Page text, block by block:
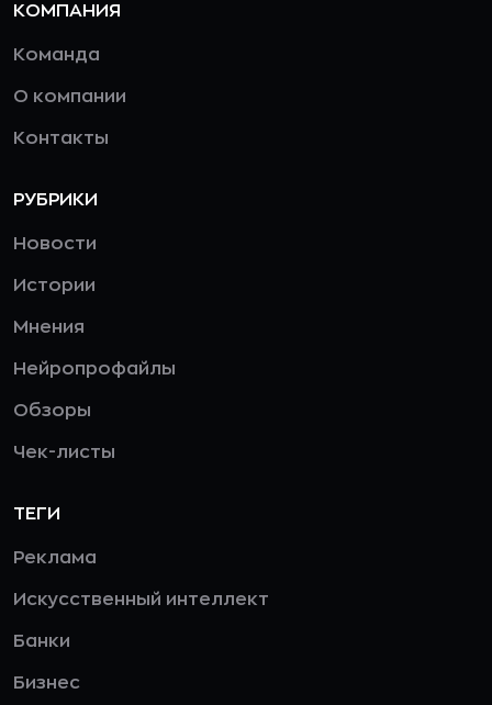
КОМПАНИЯ
Команда
О компании
Контакты
РУБРИКИ
Новости
Истории
Мнения
Нейропрофайлы
Обзоры
Чек-листы
ТЕГИ
Реклама
Искусственный интеллект
Банки
Бизнес